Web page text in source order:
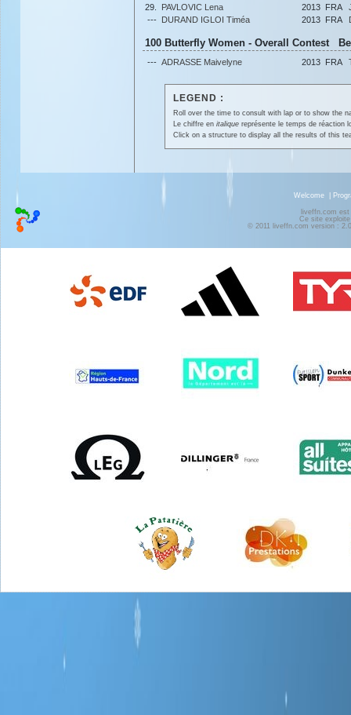
29.
PAVLOVIC Lena 2013 FRA
--- DURAND IGLOI Timéa 2013 FRA
100 Butterfly Women - Overall Contest
--- ADRASSE Maivelyne 2013 FRA
LEGEND :
Roll over the time to consult with lap or to show the
Le chiffre en italiquereprésente le temps de réaction
Click on a structure to display all the results of this
Welcome
liveffn.com
Ce site
© 2011 liveffn.com version :